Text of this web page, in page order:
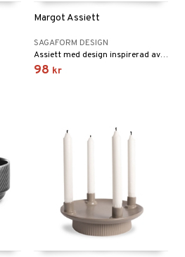
Margot Assiett
SAGAFORM DESIGN
Assiett med design inspirerad av 70-talet från Sagaform.
98 kr